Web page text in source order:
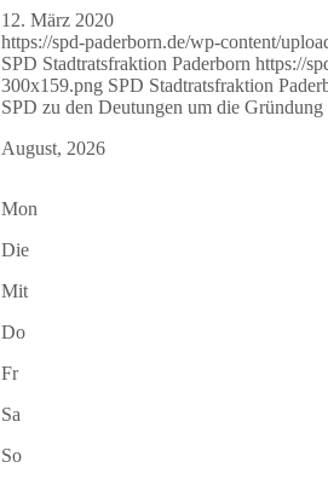
12. März 2020
https://spd-paderborn.de/wp-content/
SPD Stadtratsfraktion Paderborn https://
300x159.png SPD Stadtratsfraktion
SPD zu den Deutungen um die
August, 2026
Mon
Die
Mit
Do
Fr
Sa
So